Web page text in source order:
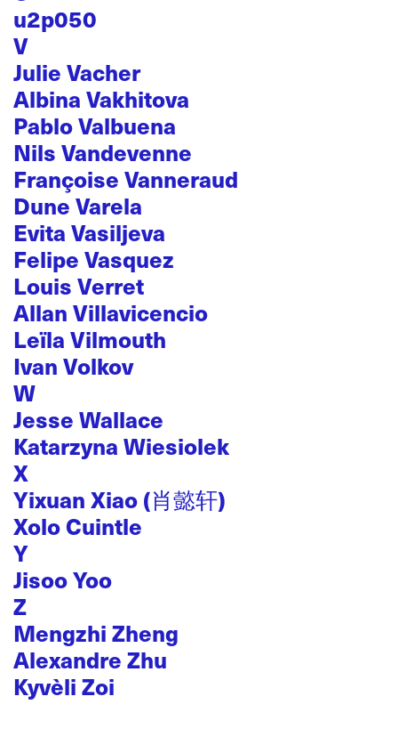
u2p050
V
Julie Vacher
Albina Vakhitova
Pablo Valbuena
Nils Vandevenne
Françoise Vanneraud
Dune Varela
Evita Vasiljeva
Felipe Vasquez
Louis Verret
Allan Villavicencio
Leïla Vilmouth
Ivan Volkov
W
Jesse Wallace
Katarzyna Wiesiolek
X
Yixuan Xiao (肖懿轩)
Xolo Cuintle
Y
Jisoo Yoo
Z
Mengzhi Zheng
Alexandre Zhu
Kyvèli Zoi